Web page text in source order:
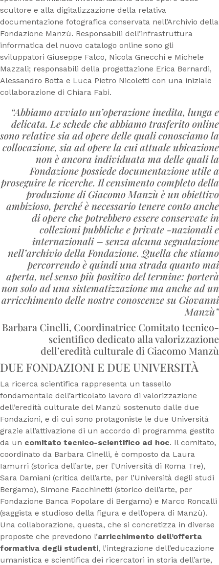
scultore e alla digitalizzazione della relativa
documentazione fotografica conservata nell’Archivio della
Fondazione Manzù. Responsabili dell’infrastruttura
informatica del nuovo catalogo online sono gli
sviluppatori Giuseppe Falco, Nicola Gnecchi e Michele
Mazzali; responsabili della progettazione Erica Bernardi,
Alessandro Botta e Luca Pietro Nicoletti con una iniziale
collaborazione di Chiara Fabi.
“Abbiamo avviato un’operazione inedita, lunga e
delicata. Le schede che abbiamo trasferito online
sono relative sia ad opere delle quali conosciamo la
collocazione, sia ad opere la cui attuale ubicazione
non è ancora individuata ma delle quali la
Fondazione possiede documentazione utile a
proseguire le ricerche. Il censimento completo della
produzione di Giacomo Manzù è un obiettivo
ambizioso, perché è necessario tenere conto anche
di opere che potrebbero essere conservate in
collezioni pubbliche e private -nazionali e
internazionali –senza alcuna segnalazione
nell’archivio della Fondazione. Quella che stiamo
percorrendo è quindi una strada quanto mai
aperta, nel senso più positivo del termine: porterà
non solo ad una sistematizzazione ma anche ad un
arricchimento delle nostre conoscenze su Giovanni
Manzù”
Barbara Cinelli, Coordinatrice Comitato tecnico-
scientifico dedicato alla valorizzazione
dell’eredità culturale di Giacomo Manzù
DUE FONDAZIONI E DUE UNIVERSITÀ
La ricerca scientifica rappresenta un tassello
fondamentale dell’articolato lavoro di valorizzazione
dell’eredità culturale del Manzù sostenuto dalle due
Fondazioni, e di cui sono protagoniste le due Università
grazie all’attivazione di un accordo di programma gestito
da un comitato tecnico-scientifico ad hoc. Il comitato,
coordinato da Barbara Cinelli, è composto da Laura
Iamurri (storica dell’arte, per l’Università di Roma Tre),
Sara Damiani (critica dell’arte, per l’Università degli studi
Bergamo), Simone Facchinetti (storico dell’arte, per
Fondazione Banca Popolare di Bergamo) e Marco Roncalli
(saggista e studioso della figura e dell’opera di Manzù).
Una collaborazione, questa, che si concretizza in diverse
proposte che prevedono l’arricchimento dell’offerta
formativa degli studenti, l’integrazione dell’educazione
umanistica e scientifica dei ricercatori in storia dell’arte,